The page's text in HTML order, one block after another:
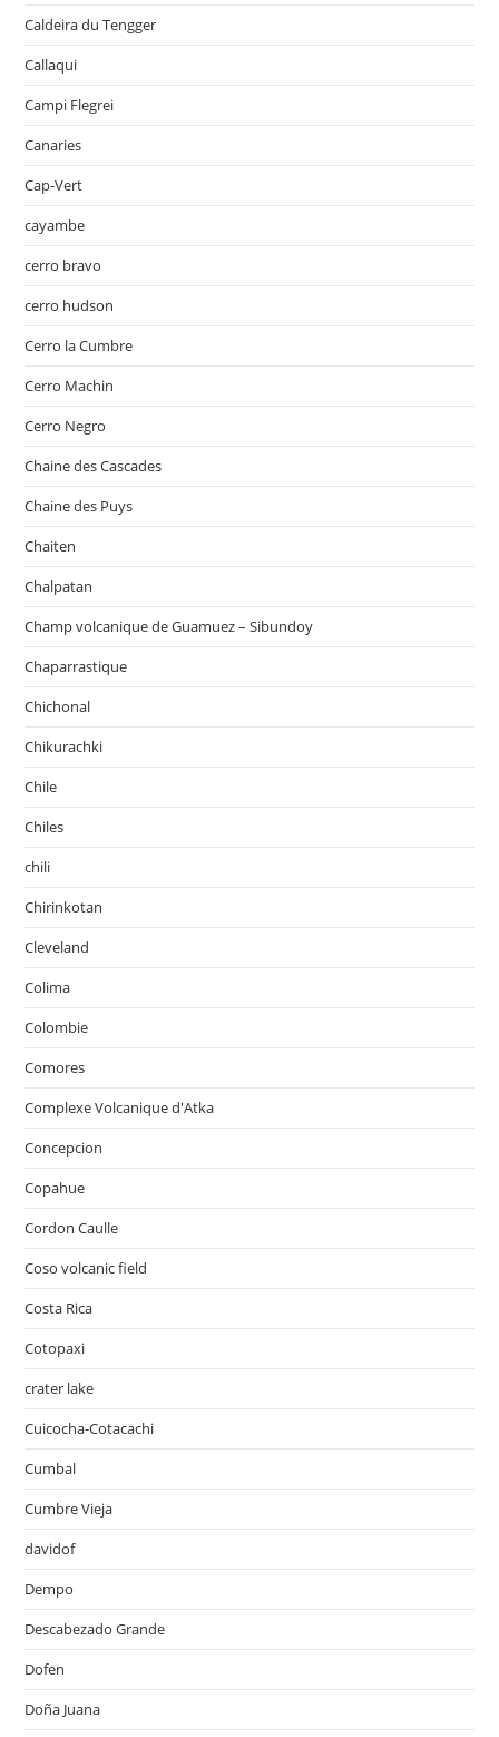
Caldeira du Tengger
Callaqui
Campi Flegrei
Canaries
Cap-Vert
cayambe
cerro bravo
cerro hudson
Cerro la Cumbre
Cerro Machin
Cerro Negro
Chaine des Cascades
Chaine des Puys
Chaiten
Chalpatan
Champ volcanique de Guamuez – Sibundoy
Chaparrastique
Chichonal
Chikurachki
Chile
Chiles
chili
Chirinkotan
Cleveland
Colima
Colombie
Comores
Complexe Volcanique d'Atka
Concepcion
Copahue
Cordon Caulle
Coso volcanic field
Costa Rica
Cotopaxi
crater lake
Cuicocha-Cotacachi
Cumbal
Cumbre Vieja
davidof
Dempo
Descabezado Grande
Dofen
Doña Juana